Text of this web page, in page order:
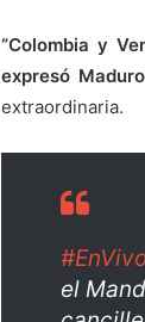
“Colombia y
expresó
extraordinaria.
el